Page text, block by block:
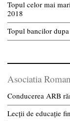
Topul celor mai
2018
Topul bancilor
Asociatia
Conducerea ARB
Lecții de educație